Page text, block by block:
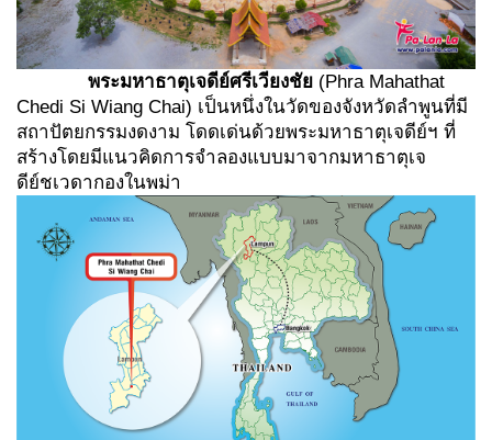
พระมหาธาตุเจดีย์ศรีเวียงชัย (Phra Mahathat
Chedi Si Wiang Chai) เป็นหนึ่งในวัดของจังหวัดลำพูนที่มี
สถาปัตยกรรมงดงาม โดดเด่นด้วยพระมหาธาตุเจดีย์ฯ ที่
สร้างโดยมีแนวคิดการจำลองแบบมาจากมหาธาตุเจ
ดีย์ชเวดากองในพม่า